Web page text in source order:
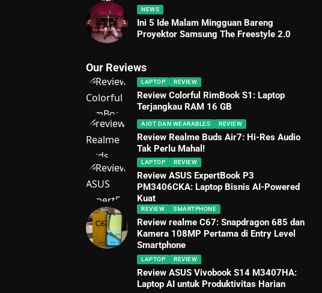
NEWS
Ini 5 Ide Malam Mingguan Bareng
Proyektor Samsung The Freestyle 2.0
Our Reviews
LAPTOP REVIEW
Review Colorful RimBook S1: Laptop
Terjangkau RAM 16 GB
AIOT DAN WEARABLES REVIEW
Review Realme Buds Air7: Hi-Res Audio
Tak Perlu Mahal!
LAPTOP REVIEW
Review ASUS ExpertBook P3
PM3406CKA: Laptop Bisnis AI-Powered
Kuat
REVIEW SMARTPHONE
Review realme C67: Snapdragon 685 dan
Kamera 108MP Pertama di Entry Level
Smartphone
LAPTOP REVIEW
Review ASUS Vivobook S14 M3407HA:
Laptop AI untuk Produktivitas Harian